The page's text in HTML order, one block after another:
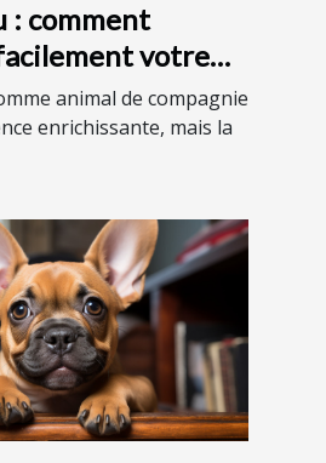
: comment
votre
?
animal de compagnie
enrichissante, mais la